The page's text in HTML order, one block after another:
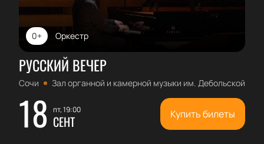
Оркестр
0+
РУССКИЙ ВЕЧЕР
Сочи Зал органной и камерной музыки им. Дебольской
18 пт, 19:00
СЕНТ Купить билеты